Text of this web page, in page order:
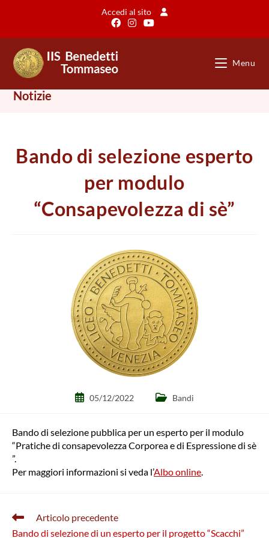
Accedi al sito
Menu
Notizie
Bando di selezione esperto
per modulo
“Consapevolezza di sè”
Articolo05/12/2022
Categoria
Bandi
Bando di selezione pubblica per un esperto per il modulo
“Pratiche di consapevolezza Corporea e di Espressione di sè
”.
Per maggiori informazioni si veda l’Albo online.
Leggi
altri
Articolo precedente
Bando di selezione di un esperto per il progetto “Scacchi”